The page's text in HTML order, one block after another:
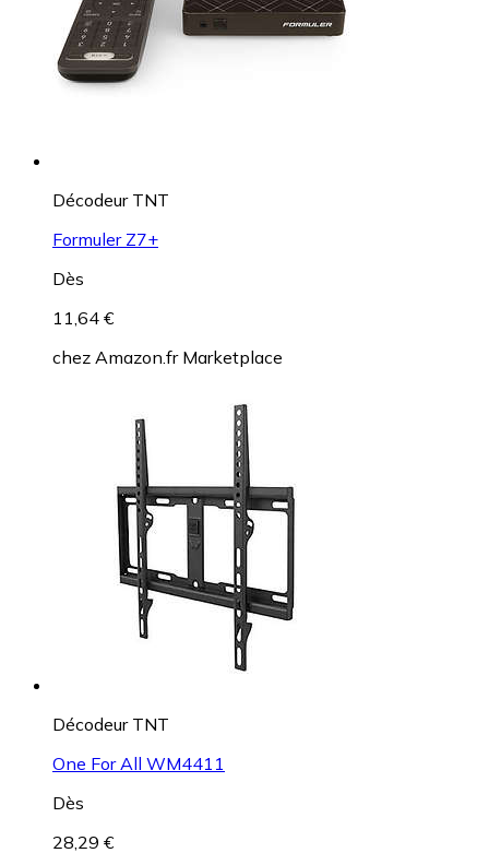
Décodeur TNT
Formuler Z7+
Dès
11,64 €
chez Amazon.fr Marketplace
Décodeur TNT
One For All WM4411
Dès
28,29 €